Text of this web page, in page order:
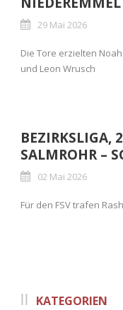
29 Mai 2026
Die Tore erzielten
und Leon Wrusch
BEZIRKSLIGA,
SALMROHR –
02 Mai 2026
Für den FSV trafen
KATEGORIEN